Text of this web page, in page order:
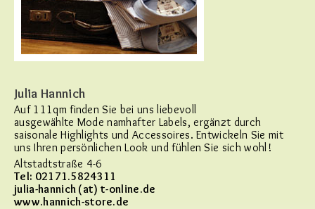
Julia Hannich
Auf 111qm finden Sie bei uns liebevoll
ausgewählte Mode namhafter Labels, ergänzt durch
saisonale Highlights und Accessoires. Entwickeln Sie mit
uns Ihren persönlichen Look und fühlen Sie sich wohl!
Altstadtstraße 4-6
Tel: 02171.5824311
julia-hannich (at) t-online.de
www.hannich-store.de